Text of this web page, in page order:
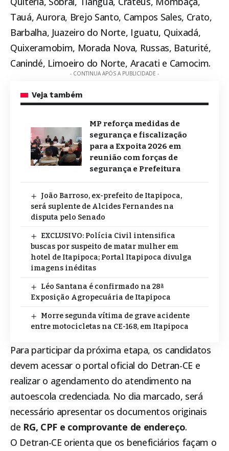
Tauá, Aurora, Brejo Santo, Campos Sales, Crato,
Barbalha, Juazeiro do Norte, Iguatu, Quixadá,
Quixeramobim, Morada Nova, Russas, Baturité,
Canindé, Limoeiro do Norte, Aracati e Camocim.
- CONTINUA APÓS A PUBLICIDADE -
Veja também
MP reforça medidas de
segurança e fiscalização
para a Expoita 2026 em
reunião com forças de
segurança e Prefeitura
João Barroso, ex-prefeito de Itapipoca,
será suplente de Alcides Fernandes na
disputa pelo Senado
EXCLUSIVO: Polícia Civil intensifica
buscas por suspeito de matar mulher em
hotel de Itapipoca; Portal Itapipoca divulga
imagens inéditas
Léo Santana é confirmado na 28ª
Exposição Agropecuária de Itapipoca
Morre segunda vítima de grave acidente
entre motocicletas na CE-168, em Itapipoca
Para participar da próxima etapa, os candidatos
devem acessar o portal oficial do Detran-CE e
realizar o agendamento do atendimento na
autoescola credenciada. No dia marcado, será
necessário apresentar os documentos originais
de RG, CPF e comprovante de endereço.
O Detran-CE orienta que os beneficiários façam o